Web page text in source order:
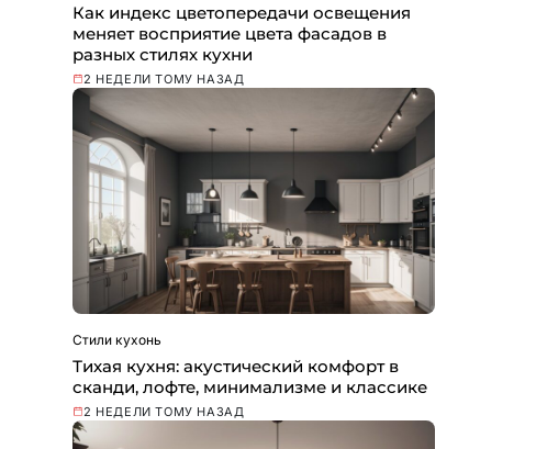
Как индекс цветопередачи освещения
меняет восприятие цвета фасадов в
разных стилях кухни
2 НЕДЕЛИ ТОМУ НАЗАД
Стили кухонь
Тихая кухня: акустический комфорт в
сканди, лофте, минимализме и классике
2 НЕДЕЛИ ТОМУ НАЗАД